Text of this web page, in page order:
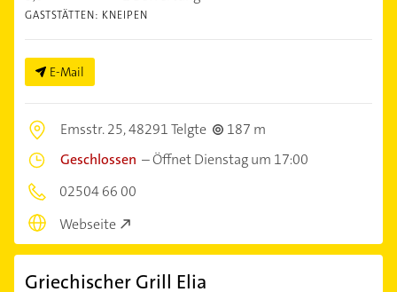
GASTSTÄTTEN: KNEIPEN
E-Mail
Emsstr. 25,48291 Telgte
187 m
Geschlossen –Öffnet Dienstag um 17:00
02504 66 00
Webseite
Griechischer Grill Elia